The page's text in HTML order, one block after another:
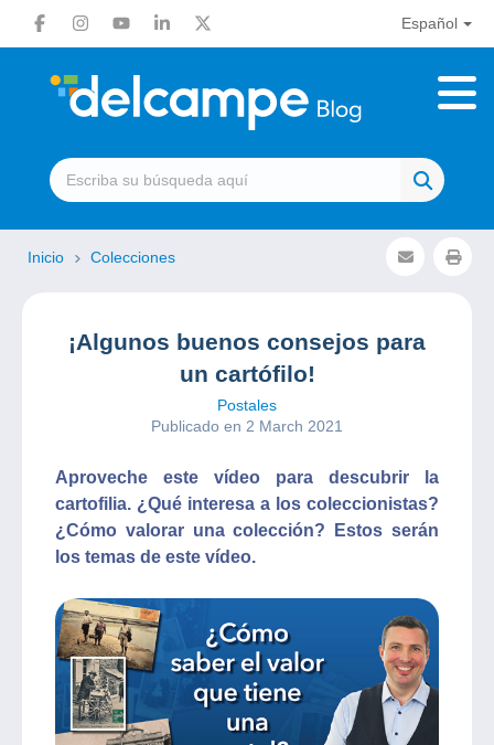
Español
Inicio Colecciones
¡Algunos buenos consejos para
un cartófilo!
Postales
Publicado en 2 March 2021
Aproveche este vídeo para descubrir la
cartofilia. ¿Qué interesa a los coleccionistas?
¿Cómo valorar una colección? Estos serán
los temas de este vídeo.